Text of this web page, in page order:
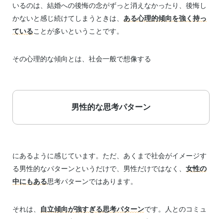
いるのは、結婚への後悔の念がずっと消えなかったり、後悔し
かないと感じ続けてしまうときは、 ある心理的傾向を強く持っ
ていることが多いということです。
その心理的な傾向とは、社会一般で想像する
男性的な思考パターン
にあるように感じています。ただ、あくまで社会がイメージす
る男性的なパターンというだけで、男性だけではなく、 女性の
中にもある思考パターンではあります。
それは、 自立傾向が強すぎる思考パターンです。人とのコミュ